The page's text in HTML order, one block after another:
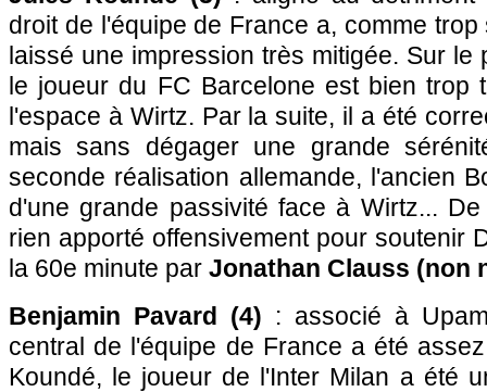
droit de l'équipe de France a, comme
laissé une impression très mitigée. Sur le
le joueur du FC Barcelone est bien trop
l'espace à Wirtz. Par la suite, il a été
mais sans dégager une grande
seconde réalisation allemande, l'ancien
d'une grande passivité face à Wirtz...
rien apporté offensivement pour soutenir
la 60e minute par Jonathan Clauss (non
Benjamin Pavard (4) : associé à
central de l'équipe de France a été
Koundé, le joueur de l'Inter Milan a été